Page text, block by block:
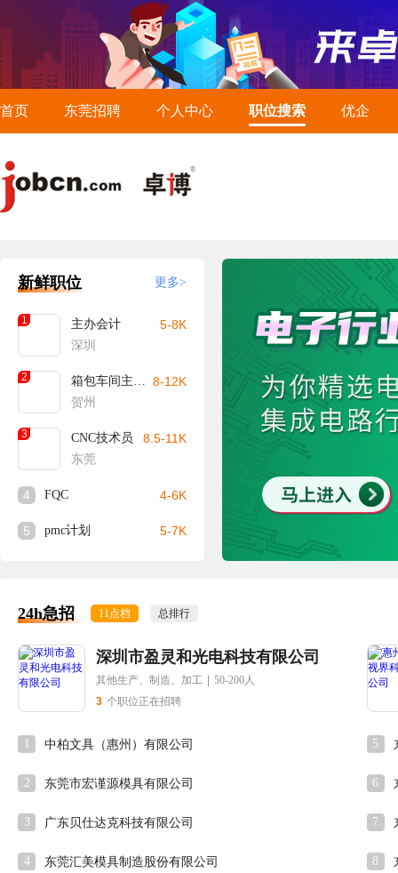
首页 东莞招聘 个人中心 职位搜索 优企
新鲜职位 更多>
1
主办会计
深圳
5-8K
2
箱包车间主任/主管（贺州）
贺州
8-12K
3
CNC技术员
东莞
8.5-11K
4 FQC 4-6K
5 pmc计划 5-7K
24h急招 11点档 总排行
深圳市盈灵和光电科技有限公司
其他生产、制造、加工
50-200人
3 个职位正在招聘
1 中柏文具（惠州）有限公司
2 东莞市宏谨源模具有限公司
3 广东贝仕达克科技有限公司
4 东莞汇美模具制造股份有限公司
5
6
7
8